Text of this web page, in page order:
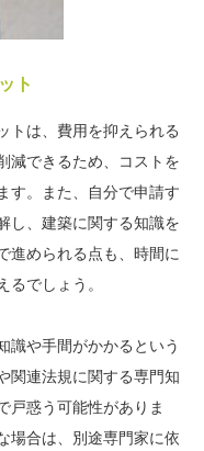
ト
トは、費用を抑えられる
減できるため、コストを
す。また、自分で申請す
し、建築に関する知識を
進められる点も、時間に
るでしょう。
識や手間がかかるという
関連法規に関する専門知
戸惑う可能性がありま
場合は、別途専門家に依